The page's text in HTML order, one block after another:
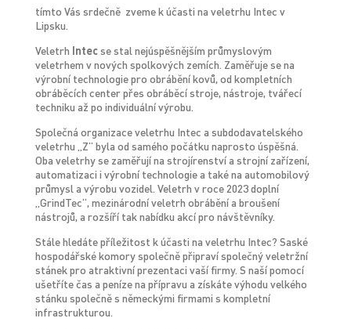
tímto Vás srdečně zveme k účasti na veletrhu Intec v
Lipsku.
Veletrh Intecse stal nejúspěšnějším průmyslovým
veletrhem v nových spolkových zemích. Zaměřuje se na
výrobní technologie pro obrábění kovů, od kompletních
obráběcích center přes obráběcí stroje, nástroje, tvářecí
techniku až po individuální výrobu.
Společná organizace veletrhu Intec a subdodavatelského
veletrhu „Z“ byla od samého počátku naprosto úspěšná.
Oba veletrhy se zaměřují na strojírenství a strojní zařízení,
automatizaci i výrobní technologie a také na automobilový
průmysl a výrobu vozidel. Veletrh v roce 2023 doplní
„GrindTec“, mezinárodní veletrh obrábění a broušení
nástrojů, a rozšíří tak nabídku akcí pro návštěvníky.
Stále hledáte příležitost k účasti na veletrhu Intec? Saské
hospodářské komory společně připraví společný veletržní
stánek pro atraktivní prezentaci vaší firmy. S naší pomocí
ušetříte čas a peníze na přípravu a získáte výhodu velkého
stánku společně s německými firmami s kompletní
infrastrukturou.